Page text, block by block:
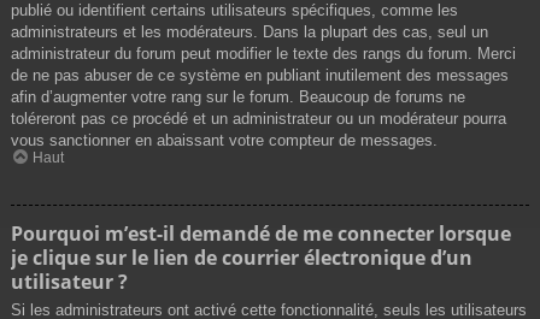
publié ou identifient certains utilisateurs spécifiques, comme les
administrateurs et les modérateurs. Dans la plupart des cas, seul un
administrateur du forum peut modifier le texte des rangs du forum. Merci
de ne pas abuser de ce système en publiant inutilement des messages
afin d’augmenter votre rang sur le forum. Beaucoup de forums ne
toléreront pas ce procédé et un administrateur ou un modérateur pourra
vous sanctionner en abaissant votre compteur de messages.
Haut
Pourquoi m’est-il demandé de me connecter lorsque
je clique sur le lien de courrier électronique d’un
utilisateur ?
Si les administrateurs ont activé cette fonctionnalité, seuls les utilisateurs